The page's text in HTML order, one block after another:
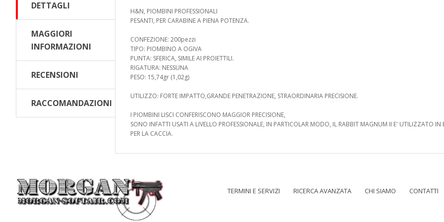
DETTAGLI
MAGGIORI
INFORMAZIONI
RECENSIONI
RACCOMANDAZIONI
H&N, PIOMBINI PROFESSIONALI
PESANTI, PER CARABINE A PIENA POTENZA.
CONFEZIONE: 200pezzi
TIPO: PIOMBINO A OGIVA
PUNTA: SFERICA, SIMILE AI PROIETTILI.
RIGATURA: NESSUNA
PESO: 15,74gr (1,02g)
UTILIZZO: FORTE IMPATTO,GRANDE PENETRAZIONE, STRAORDINARIA PRECISIONE.
I PIOMBINI LISCI CONFERISCONO MAGGIOR PRECISIONE,
SONO INFATTI USATI A LIVELLO PROFESSIONALE, IN PARTICOLAR MODO, IL RABBIT MAGNUM II E' UTILIZZATO IN
PER LA CACCIA.
TERMINI E SERVIZI RICERCA AVANZATA CHI SIAMO CONTATTI